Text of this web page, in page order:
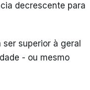
decrescente para
superior à geral
- ou mesmo